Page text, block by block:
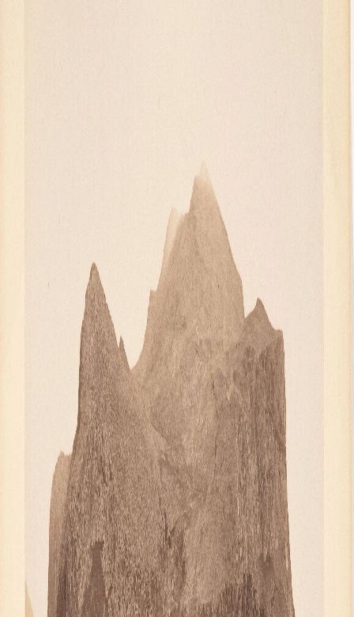
Степан Эрьзя – скульптор мира. К
Эпоха Императора Александра III и её
Архип Куинджи. Иллюзия света
Русская традиция
Наш авангард
Фёдор Васильев. К 175-летию со дня
Посетителям
Справочная информация
Адреса и часы работы
О билетах, льготах и услугах
Правила покупки и возврата билетов
Высказать мнение / Сообщить о проблеме
Экскурсии
Лекции и абонементы
Лекторий
Лекции
Абонементы
Доступный музей
Программы и мероприятия